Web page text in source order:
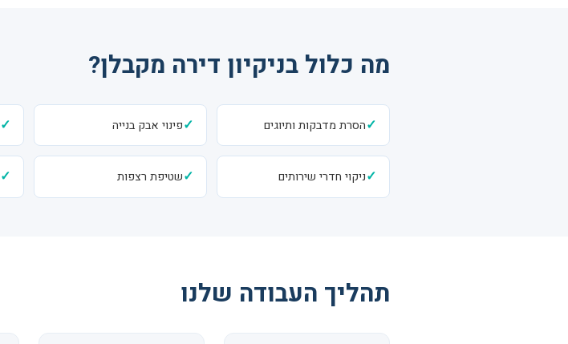
מה כלול בניקיון דירה מקבלן?
✓הסרת מדבקות ותיוגים ✓פינוי אבק בנייה ✓
✓ניקוי חדרי שירותים ✓שטיפת רצפות ✓
תהליך העבודה שלנו